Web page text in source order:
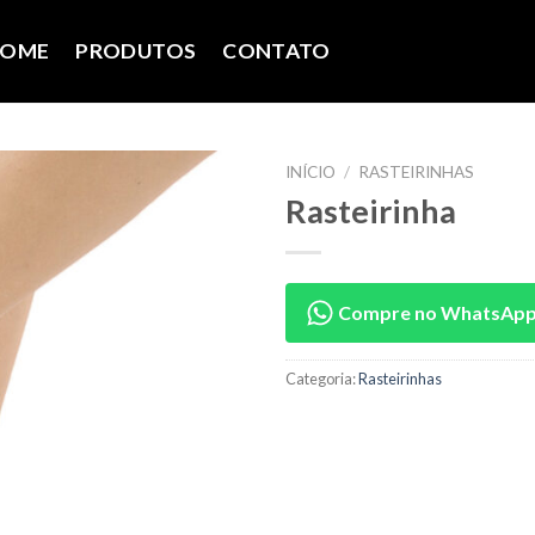
PRODUTOS CONTATO
INÍCIO / RASTEIRINHAS
Rasteirinha
Compre no
Categoria:Rasteirinhas